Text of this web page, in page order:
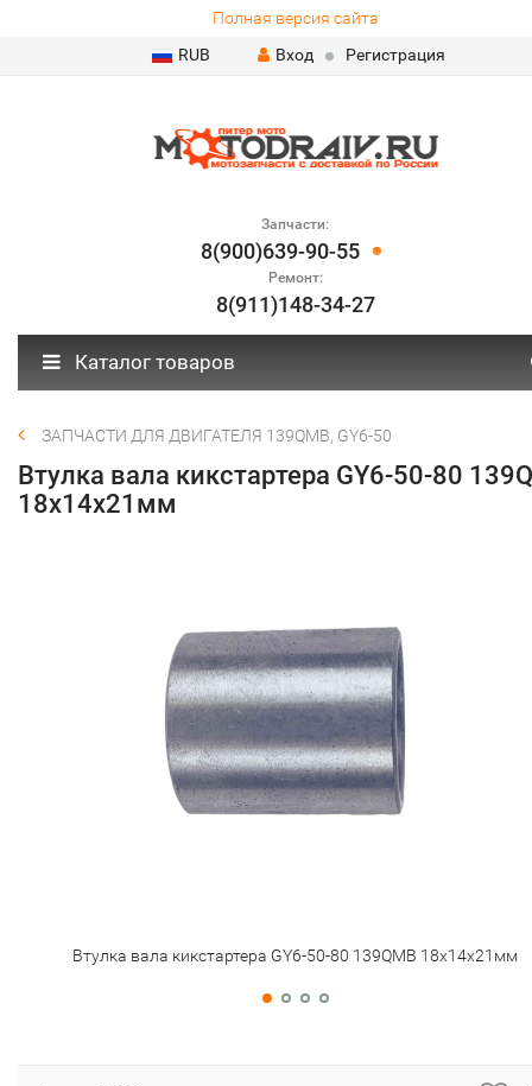
Полная версия сайта
RUB
Вход Регистрация
Запчасти:
8(900)639-90-55
Ремонт:
8(911)148-34-27
Каталог товаров
ЗАПЧАСТИ ДЛЯ ДВИГАТЕЛЯ 139QMB, GY6-50
Втулка вала кикстартера GY6-50-80
18х14х21мм
Втулка вала кикстартера GY6-50-80 139QMB 18х14х21мм